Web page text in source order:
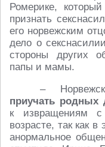
Ромерике,
признать
его норвежским
дело о
стороны других
папы и мамы.
–
приучать родных
к извращениям
возрасте, так как
анормальное